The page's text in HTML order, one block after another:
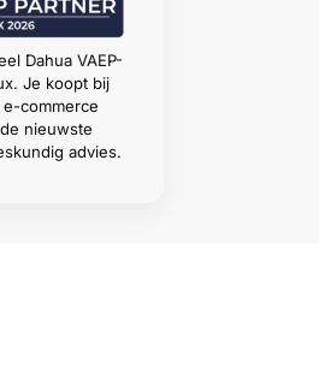
Dahua VAEP-
Je koopt bij
commerce
nieuwste
advies.